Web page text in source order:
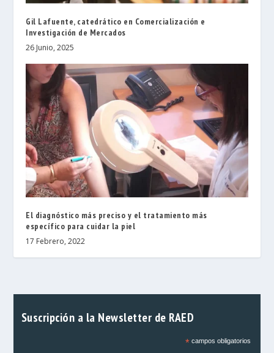
Gil Lafuente, catedrático en Comercialización e
Investigación de Mercados
26 Junio, 2025
El diagnóstico más preciso y el tratamiento más
específico para cuidar la piel
17 Febrero, 2022
Suscripción a la Newsletter de RAED
*campos obligatorios